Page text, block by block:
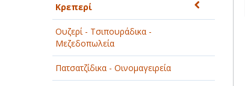
ΕΚΠΑΙΔΕΥΣΗ - ΣΧΟΛΕΣ
ΕΜΠΟΡΙΟ - ΕΜΠΟΡΙΚΑ ΚΑΤΑΣΤΗΜΑΤΑ
ΕΡΓΟΣΤΑΣΙΑ - ΒΙΟΜΗΧΑΝΙΕΣ
ΞΕΝΟΔΟΧΕΙΑ - ΤΟΥΡΙΣΜΟΣ
Κρεπερί
Ουζερί - Τσιπουράδικα -
Μεζεδοπωλεία
Πατσατζίδικα - Οινομαγειρεία